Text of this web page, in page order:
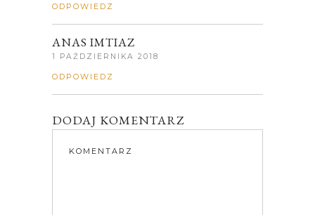
ODPOWIEDZ
ANAS IMTIAZ
1 PAŹDZIERNIKA 2018
ODPOWIEDZ
DODAJ KOMENTARZ